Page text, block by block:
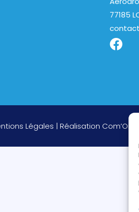
77185
Légales | Réalisation Com’On